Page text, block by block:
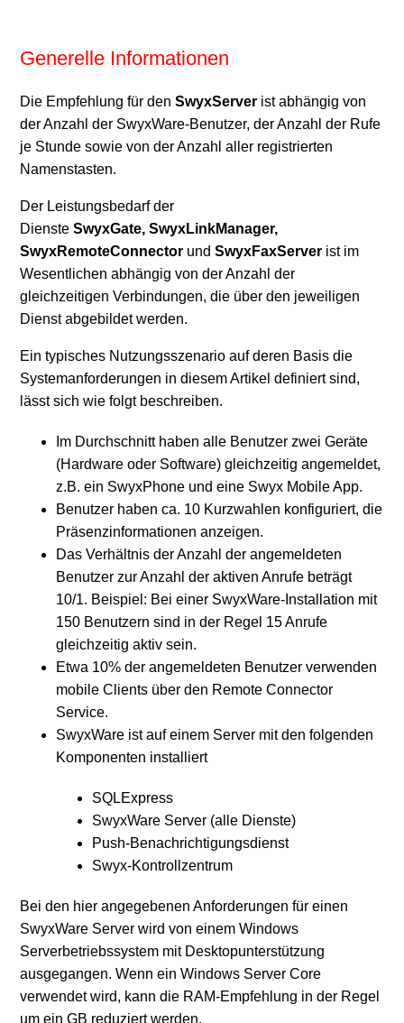
Swyx Data Center Edition und Compact - Yealink
Unterstützte Betriebssysteme für SwyxWare Version
13
Generelle Informationen
Die Empfehlung für denSwyxServer ist abhängig von
der Anzahl der SwyxWare-Benutzer, der Anzahl der Rufe
je Stunde sowie von der Anzahl aller registrierten
Namenstasten.
Der Leistungsbedarf der
DiensteSwyxGate, SwyxLinkManager,
SwyxRemoteConnector undSwyxFaxServer ist im
Wesentlichen abhängig von der Anzahl der
gleichzeitigen Verbindungen, die über den jeweiligen
Dienst abgebildet werden.
Ein typisches Nutzungsszenario auf deren Basis die
Systemanforderungen in diesem Artikel definiert sind,
lässt sich wie folgt beschreiben.
Im Durchschnitt haben alle Benutzer zwei Geräte
(Hardware oder Software) gleichzeitig angemeldet,
z.B. ein SwyxPhone und eine Swyx Mobile App.
Benutzer haben ca. 10 Kurzwahlen konfiguriert, die
Präsenzinformationen anzeigen.
Das Verhältnis der Anzahl der angemeldeten
Benutzer zur Anzahl der aktiven Anrufe beträgt
10/1. Beispiel: Bei einer SwyxWare-Installation mit
150 Benutzern sind in der Regel 15 Anrufe
gleichzeitig aktiv sein.
Etwa 10% der angemeldeten Benutzer verwenden
mobile Clients über den Remote Connector
Service.
SwyxWare ist auf einem Server mit den folgenden
Komponenten installiert
SQLExpress
SwyxWare Server (alle Dienste)
Push-Benachrichtigungsdienst
Swyx-Kontrollzentrum
Bei den hier angegebenen Anforderungen für einen
SwyxWare Server wird von einem Windows
Serverbetriebssystem mit Desktopunterstützung
ausgegangen. Wenn ein Windows Server Core
verwendet wird, kann die RAM-Empfehlung in der Regel
um ein GB reduziert werden.